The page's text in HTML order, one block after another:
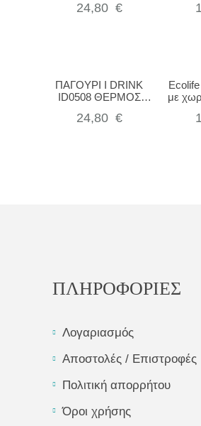
24,80 €
ΠΑΓΟΥΡΙ I DRINK
ID0508 ΘΕΡΜΟΣ
24,80 €
με
ΠΛΗΡΟΦΟΡΙΕΣ
Λογαριασμός
Αποστολές / Επιστροφές
Πολιτική απορρήτου
Όροι χρήσης